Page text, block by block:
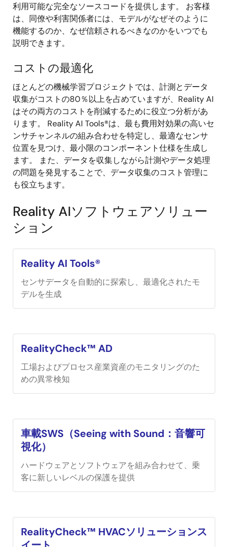
利用可能な完全なソースコードを提供します。 お客様
は、同僚や利害関係者には、モデルがなぜそのように
機能するのか、なぜ信頼されるべきなのかをいつでも
説明できます。
コストの最適化
ほとんどの機械学習プロジェクトでは、計測とデータ
収集がコストの80％以上を占めていますが、Reality AI
はその両方のコストを削減するために役立つ分析があ
ります。 Reality AI Tools®は、最も費用対効果の高いセ
ンサチャンネルの組み合わせを特定し、最適なセンサ
位置を見つけ、最小限のコンポーネント仕様を生成し
ます。 また、データを収集しながら計測やデータ処理
の問題を発見することで、データ収集のコスト管理に
も役立ちます。
Reality AIソフトウェアソリュー
ション
Reality AI Tools®
センサデータを自動的に探索し、最適化されたモ
デルを生成
RealityCheck™ AD
工場およびプロセス産業資産のモニタリングのた
めの異常検知
車載SWS（Seeing with Sound：音響可
視化）
ハードウェアとソフトウェアを組み合わせて、乗
客に新しいレベルの保護を提供
RealityCheck™ HVACソリューションス